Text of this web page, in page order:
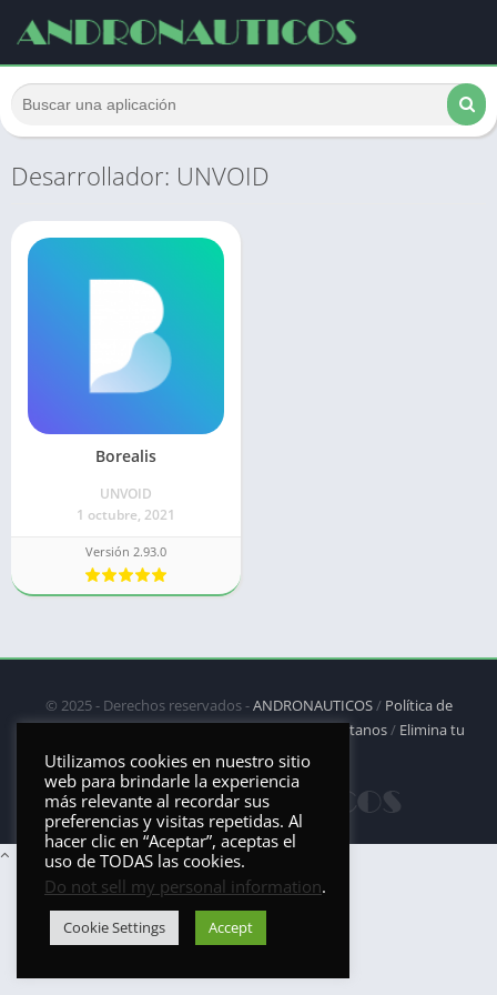
Desarrollador: UNVOID
Borealis
UNVOID
1 octubre, 2021
Versión 2.93.0
© 2025 - Derechos reservados -ANDRONAUTICOS/ Política de
privacidad/Política de Cookies/DMCA/Contáctanos/ Elimina tu
aplicación
Utilizamos cookies en nuestro sitio
web para brindarle la experiencia
más relevante al recordar sus
preferencias y visitas repetidas. Al
hacer clic en “Aceptar”, aceptas el
uso de TODAS las cookies.
Do not sell my personal information.
Cookie Settings Accept